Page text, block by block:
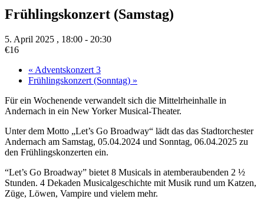
Frühlingskonzert (Samstag)
5. April 2025 , 18:00 - 20:30
€16
« Adventskonzert 3
Frühlingskonzert (Sonntag) »
Für ein Wochenende verwandelt sich die Mittelrheinhalle in
Andernach in ein New Yorker Musical-Theater.
Unter dem Motto „Let’s Go Broadway“ lädt das das Stadtorchester
Andernach am Samstag, 05.04.2024 und Sonntag, 06.04.2025 zu
den Frühlingskonzerten ein.
“Let’s Go Broadway” bietet 8 Musicals in atemberaubenden 2 ½
Stunden. 4 Dekaden Musicalgeschichte mit Musik rund um Katzen,
Züge, Löwen, Vampire und vielem mehr.